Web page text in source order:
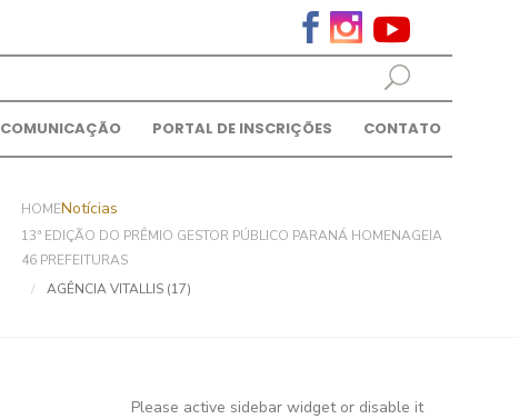
COMUNICAÇÃO PORTAL DE INSCRIÇÕES CONTATO
HOMENotícias
13ª EDIÇÃO DO PRÊMIO GESTOR PÚBLICO PARANÁ HOMENAGEIA
46 PREFEITURAS
AGÊNCIA VITALLIS (17)
Please active sidebar widget or disable it